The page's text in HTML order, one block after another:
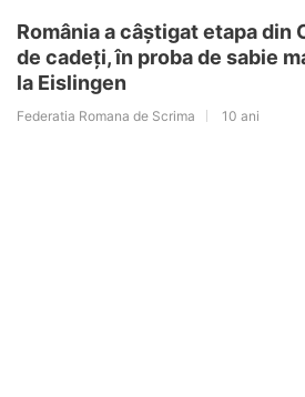
România a câștigat etapa din
de cadeți, în proba de sabie
la Eislingen
Federatia Romana de Scrima 10 ani